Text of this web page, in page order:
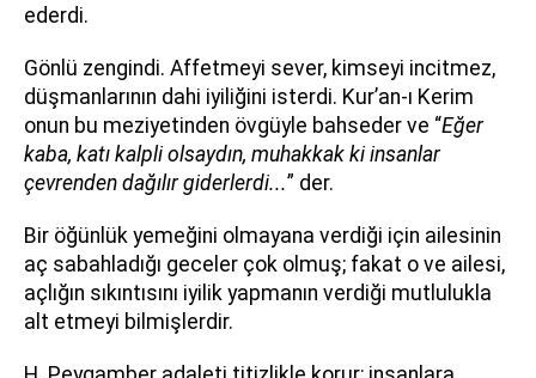
ederdi.
Gönlü zengindi. Affetmeyi sever, kimseyi incitmez,
düşmanlarının dahi iyiliğini isterdi. Kur’an-ı Kerim
onun bu meziyetinden övgüyle bahseder ve “Eğer
kaba, katı kalpli olsaydın, muhakkak ki insanlar
çevrenden dağılır giderlerdi...” der.
Bir öğünlük yemeğini olmayana verdiği için ailesinin
aç sabahladığı geceler çok olmuş; fakat o ve ailesi,
açlığın sıkıntısını iyilik yapmanın verdiği mutlulukla
alt etmeyi bilmişlerdir.